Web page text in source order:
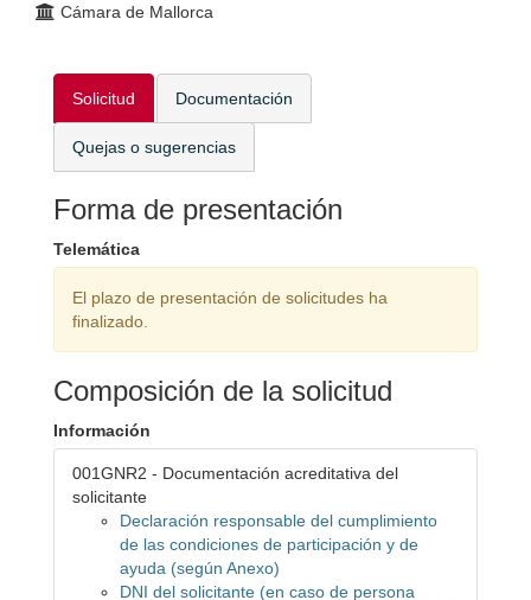
Cámara de Mallorca
Solicitud Documentación
Quejas o sugerencias
Forma de presentación
Telemática
El plazo de presentación de solicitudes ha
finalizado.
Composición de la solicitud
Información
001GNR2 - Documentación acreditativa del
solicitante
Declaración responsable del cumplimiento
de las condiciones de participación y de
ayuda (según Anexo)
DNI del solicitante (en caso de persona